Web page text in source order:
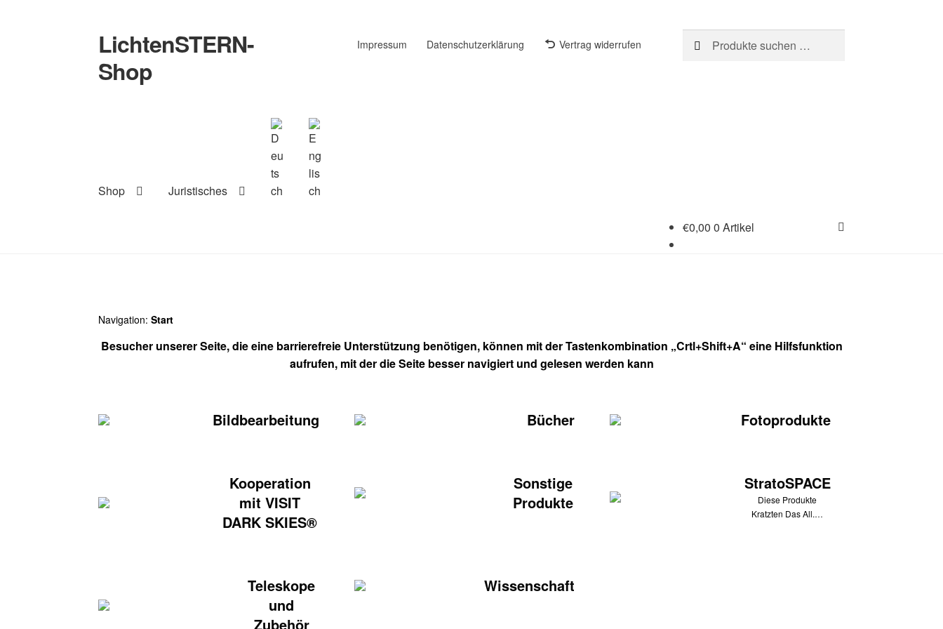
Zur
Navigation
springen
Zum
Inhalt
springen
LichtenSTERN-
Shop
Impressum Datenschutzerklärung Vertrag widerrufen
Suchen
nach:
Suchen
Shop Juristisches
€0,00 0 Artikel
Navigation:Start
Besucher unserer Seite, die eine barrierefreie Unterstützung benötigen, können mit der Tastenkombination „Crtl+Shift+A“ eine Hilfsfunktion
aufrufen, mit der die Seite besser navigiert und gelesen werden kann
Bildbearbeitung Bücher Fotoprodukte
Kooperation
mit VISIT
DARK SKIES®
Sonstige
Produkte
StratoSPACE
Diese Produkte
Kratzten Das All.…
Teleskope
und
Zubehör
Wissenschaft